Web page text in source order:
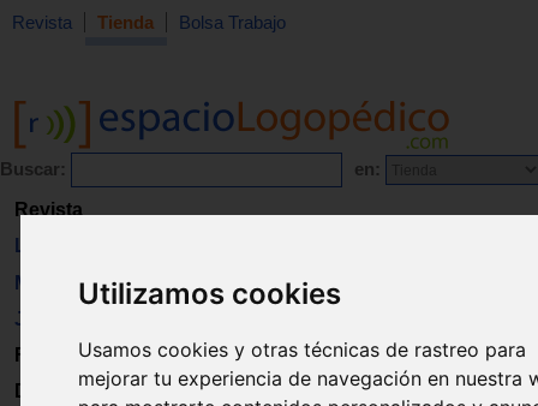
Utilizamos cookies
Usamos cookies y otras técnicas de rastreo para
mejorar tu experiencia de navegación en nuestra
Revista Tienda Bolsa Trabajo
Buscar: en:
Revista
Libros
Material
Juguetes
Formación
Directorio